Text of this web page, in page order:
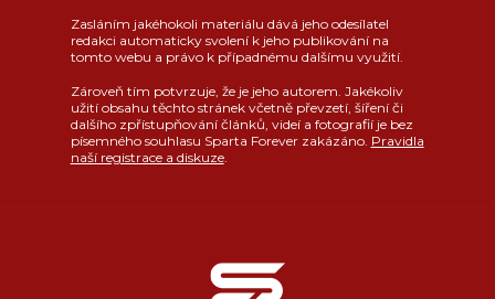
Zasláním jakéhokoli materiálu dává jeho odesílatel
redakci automaticky svolení k jeho publikování na
tomto webu a právo k případnému dalšímu využití.
Zároveň tím potvrzuje, že je jeho autorem. Jakékoliv
užití obsahu těchto stránek včetně převzetí, šíření či
dalšího zpřístupňování článků, videí a fotografií je bez
písemného souhlasu Sparta Forever zakázáno. Pravidla
naší registrace a diskuze.